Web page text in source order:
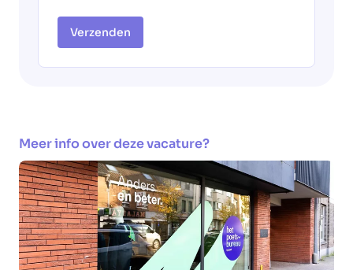
Verzenden
Meer info over deze vacature?